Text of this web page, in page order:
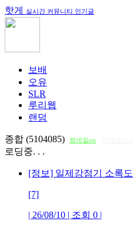
핫게 실시간 커뮤니티 인기글
보배
오유
SLR
루리웹
랜덤
종합 (5104085) 썸네일on
로딩중. . .
[정보] 일제강점기 소록
[7]
| 26/08/10 | 조회 0 |